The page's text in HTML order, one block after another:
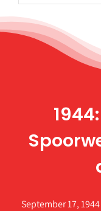
September 17, 1944